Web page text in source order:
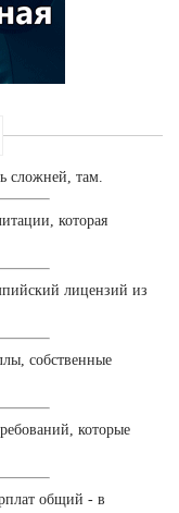
сложней, там.
которая
лицензий из
собственные
которые
общий - в